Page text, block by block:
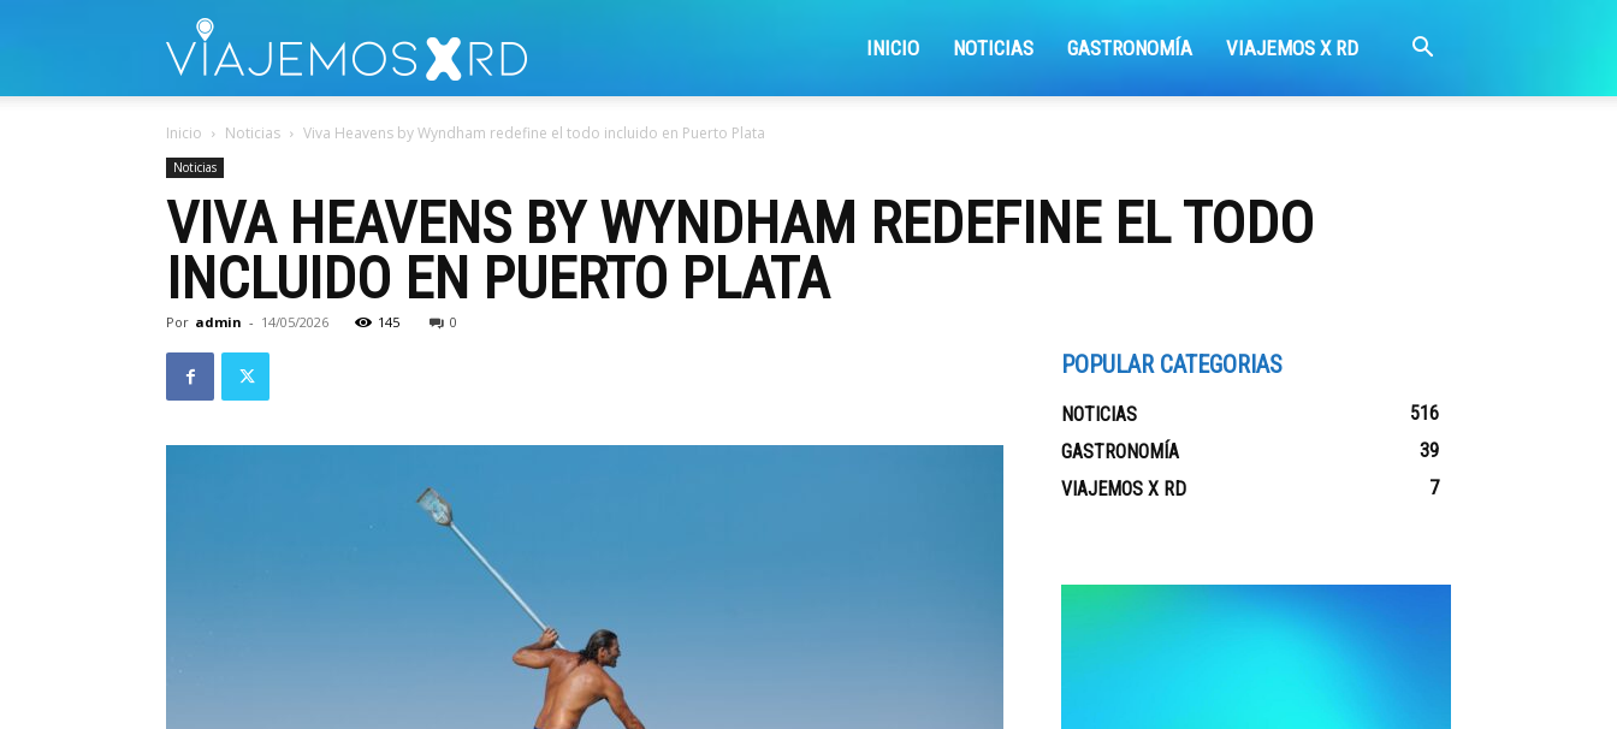
INICIO NOTICIAS GASTRONOMÍA VIAJEMOS X RD
Inicio Noticias Viva Heavens by Wyndham redefine el todo incluido en Puerto Plata
Noticias
VIVA HEAVENS BY WYNDHAM REDEFINE EL TODO
INCLUIDO EN PUERTO PLATA
Por admin - 14/05/2026 145 0
POPULAR CATEGORIAS
NOTICIAS
516
GASTRONOMÍA
39
VIAJEMOS X RD
7